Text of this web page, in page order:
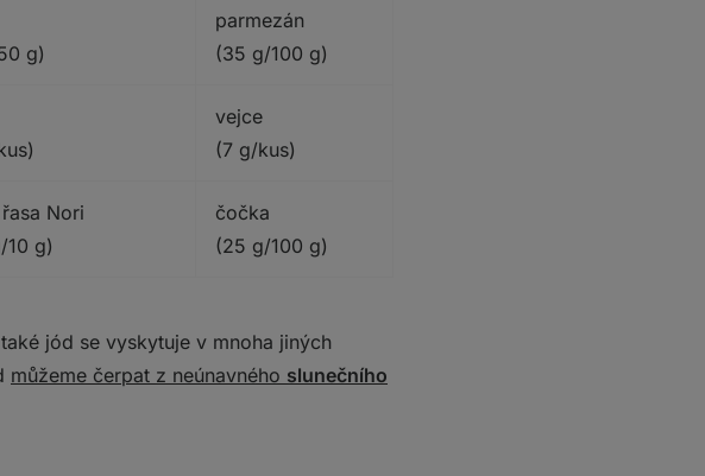
g)
parmezán
(35 g/100 g)
vejce
(7 g/kus)
Nori
10 g)
čočka
(25 g/100 g)
jód se vyskytuje v mnoha jiných
můžeme čerpat z neúnavného slunečního